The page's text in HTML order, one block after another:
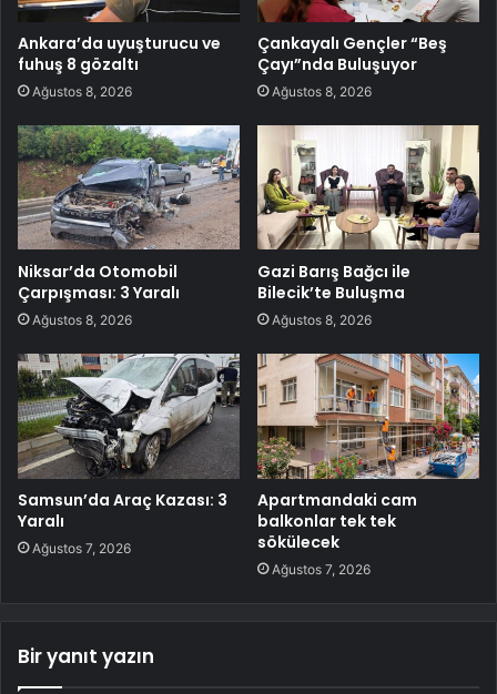
Ankara’da uyuşturucu ve
fuhuş 8 gözaltı
Ağustos 8, 2026
Çankayalı Gençler “Beş
Çayı”nda Buluşuyor
Ağustos 8, 2026
Niksar’da Otomobil
Çarpışması: 3 Yaralı
Ağustos 8, 2026
Gazi Barış Bağcı ile
Bilecik’te Buluşma
Ağustos 8, 2026
Samsun’da Araç Kazası: 3
Yaralı
Ağustos 7, 2026
Apartmandaki cam
balkonlar tek tek
sökülecek
Ağustos 7, 2026
Bir yanıt yazın